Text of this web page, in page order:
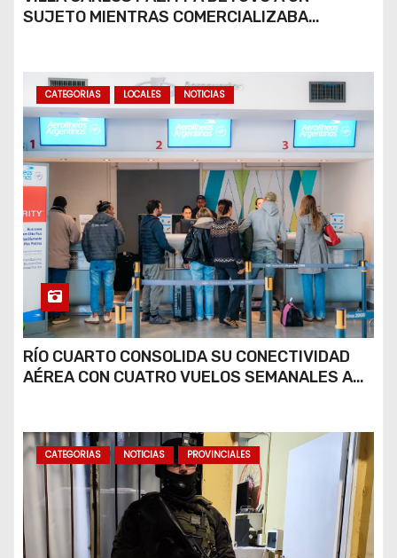
SUJETO MIENTRAS COMERCIALIZABA
CATEGORIAS LOCALES NOTICIAS
RÍO CUARTO CONSOLIDA SU CONECTIVIDAD
AÉREA CON CUATRO VUELOS SEMANALES A
CATEGORIAS NOTICIAS PROVINCIALES